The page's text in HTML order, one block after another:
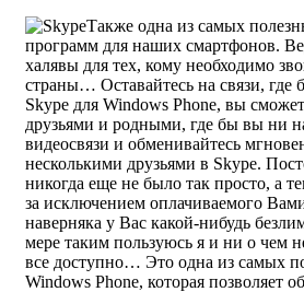
Также одна из самых
программ для наших смартфонов.
халявы для тех, кому необходимо
страны… Оставайтесь на связи,
Skype для Windows Phone, вы
друзьями и родными, где бы вы ни
видеосвязи и обменивайтесь
несколькими друзьями в Skype.
никогда еще не было так просто, а
за исключением оплачиваемого
наверняка у Вас какой-нибудь
мере таким пользуюсь я и ни о чем
все доступно… Это одна из самых
Windows Phone, которая позволяет